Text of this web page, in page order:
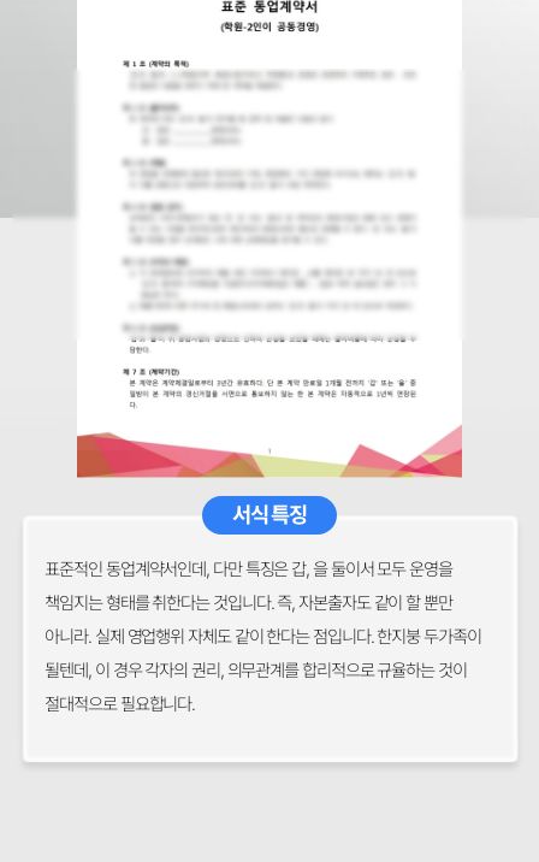
서식 특징
표준적인 동업계약서인데, 다만 특징은 갑, 을 둘이서 모두 운영을
책임지는 형태를 취한다는 것입니다. 즉, 자본출자도 같이 할 뿐만
아니라. 실제 영업행위 자체도 같이 한다는 점입니다. 한지붕 두가족이
될텐데, 이 경우 각자의 권리, 의무관계를 합리적으로 규율하는 것이
절대적으로 필요합니다.